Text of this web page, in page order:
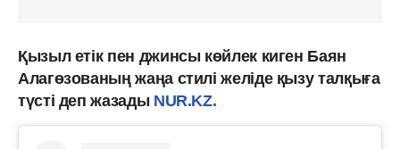
Қызыл етік пен джинсы көйлек киген Баян
Алагөзованың жаңа стилі желіде қызу талқыға
түсті деп жазады NUR.KZ.